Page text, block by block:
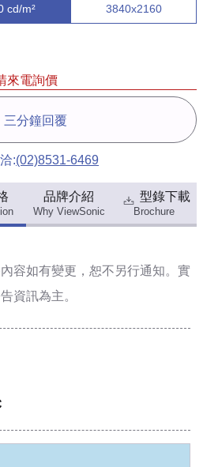
cd/m²
3840x2160
來電詢價
三分鐘回覆
:(02)8531-6469
品牌介紹
Why ViewSonic
型錄下載
Brochure
容如有變更，恕不另行通知。實
資訊為主。